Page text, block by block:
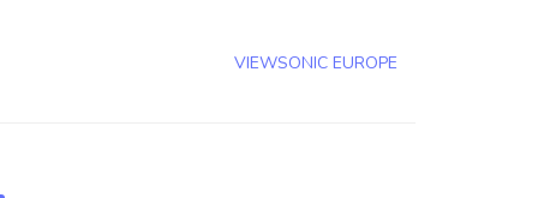
VIEWSONIC EUROPE